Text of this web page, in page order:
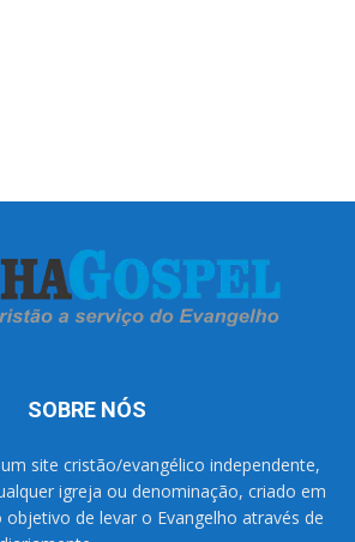
SOBRE NÓS
site cristão/evangélico independente,
igreja ou denominação, criado em
de levar o Evangelho através de